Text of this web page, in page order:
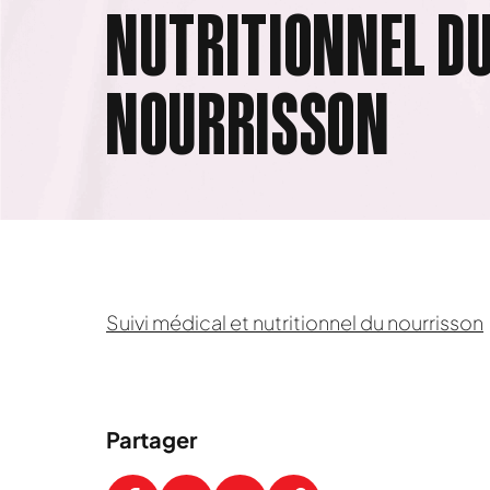
NUTRITIONNEL
NOURRISSON
Suivi médical et nutritionnel du nourrisson
Partager